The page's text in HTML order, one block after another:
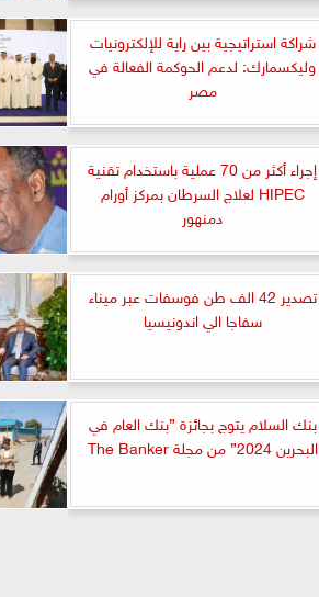
شراكة استراتيجية بين راية للإلكترونيات
وليكسمارك: لدعم الحوكمة الفعالة في
مصر
إجراء أكثر من 70 عملية باستخدام تقنية
HIPEC لعلاج السرطان بمركز أورام
دمنهور
تصدير 42 الف طن فوسفات عبر ميناء
سفاجا الي اندونيسيا
بنك السلام يتوج بجائزة ”بنك العام في
البحرين 2024” من مجلة The Banker